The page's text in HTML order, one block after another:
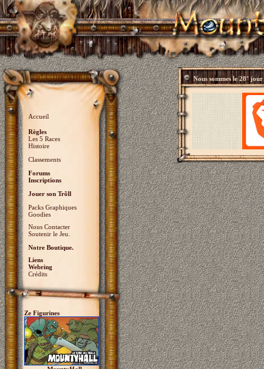
Accueil
Règles
Les 5 Races
Histoire
Classements
Forums
Inscriptions
Jouer son Trõll
Packs Graphiques
Goodies
Nous Contacter
Soutenir le Jeu.
Notre Boutique.
Liens
Webring
Crédits
Ze Figurines
Nous sommes le28° jour